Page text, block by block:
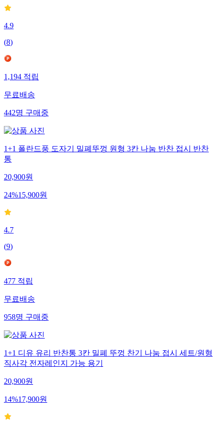
4.9
(8)
1,194적립
무료배송
442명구매중
1+1 폴란드풍 도자기 밀폐뚜껑 원형 3칸 나눔 반찬 접시 반찬
통
20,900원
24%15,900원
4.7
(9)
477적립
무료배송
958명구매중
1+1 디유 유리 반찬통 3칸 밀폐 뚜껑 찬기 나눔 접시 세트/원형
직사각 전자레인지 가능 용기
20,900원
14%17,900원